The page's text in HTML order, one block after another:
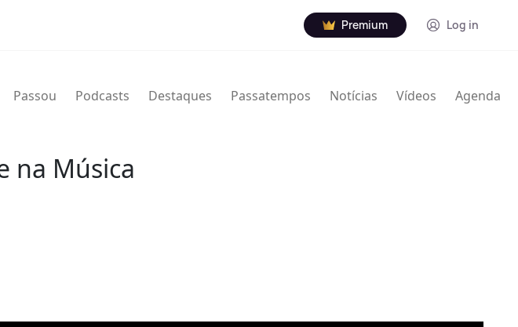
Premium Log in
Passou Podcasts Destaques Passatempos Notícias Vídeos Agenda
na Música